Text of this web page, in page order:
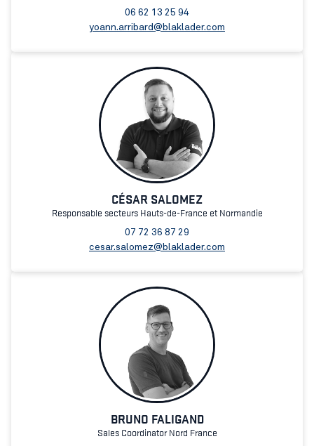
06 62 13 25 94
yoann.arribard@blaklader.com
CÉSAR SALOMEZ
Responsable secteurs Hauts-de-France et Normandie
07 72 36 87 29
cesar.salomez@blaklader.com
BRUNO FALIGAND
Sales Coordinator Nord France